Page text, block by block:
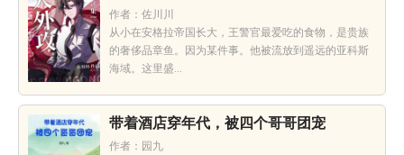
作者：佐川川
从小在安格拉帝国长大，王警官最爱吃的食物，是贵族
的奢侈品章鱼。因为某件事。他被流放到遥远的亚科斯
海域。这里盛...
带着酒店穿年代，被四个哥哥团宠
作者：园九